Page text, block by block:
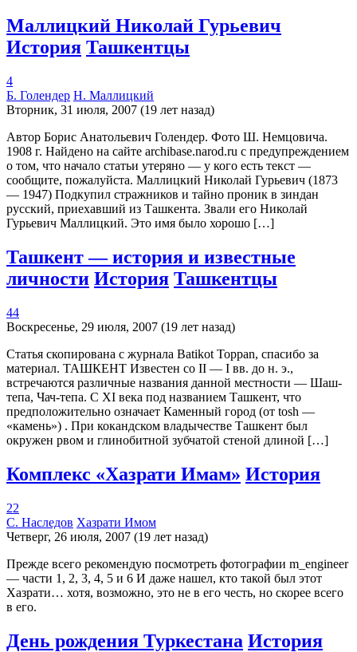
Маллицкий Николай Гурьевич
История Ташкентцы
4
Б. Голендер Н. Маллицкий
Вторник, 31 июля, 2007 (19 лет назад)
Автор Борис Анатольевич Голендер. Фото Ш. Немцовича.
1908 г. Найдено на сайте archibase.narod.ru с предупреждением
о том, что начало статьи утеряно — у кого есть текст —
сообщите, пожалуйста. Маллицкий Николай Гурьевич (1873
— 1947) Подкупил стражников и тайно проник в зиндан
русский, приехавший из Ташкента. Звали его Николай
Гурьевич Маллицкий. Это имя было хорошо […]
Ташкент — история и известные
личности История Ташкентцы
44
Воскресенье, 29 июля, 2007 (19 лет назад)
Статья скопирована с журнала Batikot Toppan, спасибо за
материал. ТАШКЕНТ Известен со II — I вв. до н. э.,
встречаются различные названия данной местности — Шаш-
тепа, Чач-тепа. С XI века под названием Ташкент, что
предположительно означает Каменный город (от tosh —
«камень») . При кокандском владычестве Ташкент был
окружен рвом и глинобитной зубчатой стеной длиной […]
Комплекс «Хазрати Имам» История
22
С. Наследов Хазрати Имом
Четверг, 26 июля, 2007 (19 лет назад)
Прежде всего рекомендую посмотреть фотографии m_engineer
— части 1, 2, 3, 4, 5 и 6 И даже нашел, кто такой был этот
Хазрати… хотя, возможно, это не в его честь, но скорее всего
в его.
День рождения Туркестана История